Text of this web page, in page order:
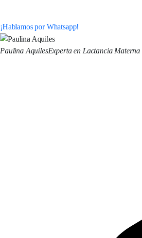
¡Hablamos por Whatsapp!
Paulina AquilesExperta en Lactancia Materna